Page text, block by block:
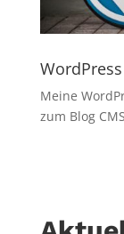
WordPress
Meine
zum Blog